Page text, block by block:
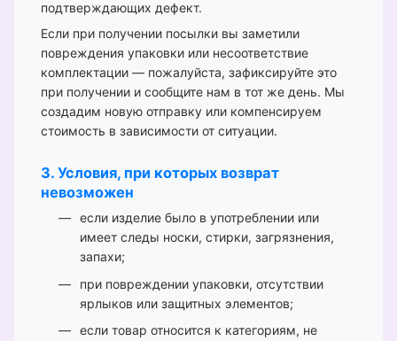
подтверждающих дефект.
Если при получении посылки вы заметили
повреждения упаковки или несоответствие
комплектации — пожалуйста, зафиксируйте это
при получении и сообщите нам в тот же день. Мы
создадим новую отправку или компенсируем
стоимость в зависимости от ситуации.
3. Условия, при которых возврат
невозможен
если изделие было в употреблении или
имеет следы носки, стирки, загрязнения,
запахи;
при повреждении упаковки, отсутствии
ярлыков или защитных элементов;
если товар относится к категориям, не